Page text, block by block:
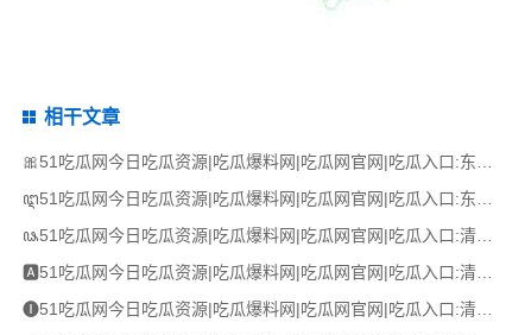
相干文章
ꦦ51吃瓜网今日吃瓜资源|吃瓜爆料网|吃瓜网官网|吃瓜入口:清远到蚌埠物流公司,清远整车物流到蚌埠,清远至蚌埠物流专线 - 天南
🅰51吃瓜网今日吃瓜资源|吃瓜爆料网|吃瓜网官网|吃瓜入口:清远到衢州物流公司,清远整车物流到衢州,清远至衢州物流专线 - 天南
🅘51吃瓜网今日吃瓜资源|吃瓜爆料网|吃瓜网官网|吃瓜入口:清远到阿里物流公司,清远整车物流到阿里,清远至阿里物流专线 - 天南